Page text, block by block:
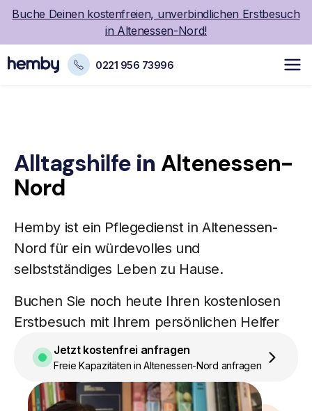
Buche Deinen kostenfreien, unverbindlichen Erstbesuch
in Altenessen-Nord!
0221 956 73996
Alltagshilfe in Altenessen-
Nord
Hemby ist ein Pflegedienstin Altenessen-
Nord für ein würdevolles und
selbstständiges Leben zu Hause.
Buchen Sie noch heute Ihren kostenlosen
Erstbesuch mit Ihrem persönlichen Helfer
Jetzt kostenfrei anfragen
Freie Kapazitäten in Altenessen-Nord anfragen